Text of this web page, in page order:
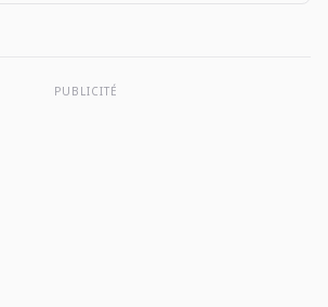
PUBLICITÉ